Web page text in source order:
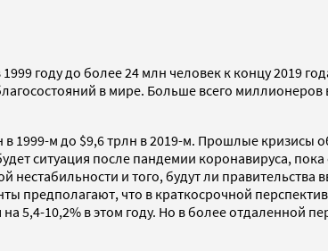
году до более 24 млн человек к концу 2019
в мире. Больше всего
в 1999-м до $9,6 трлн в 2019-м. Прошлые
ситуация после пандемии коронавируса, пока
и того, будут ли правительства
предполагают, что в краткосрочной
5,4-10,2% в этом году. Но в более отдаленной